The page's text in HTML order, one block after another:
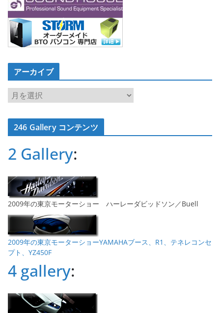
アーカイブ
ア
カ
イ246 Gallery コンテンツ
2 Gallery:
2009年の東京モーターショー ハーレーダビッドソン／Buell
2009年の東京モーターショーYAMAHAブース、R1、テネレコンセ
プト、YZ450F
4 gallery: